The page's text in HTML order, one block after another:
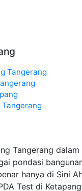
Tangerang
Tangerang
pondasi
hanya di Sini
Test di